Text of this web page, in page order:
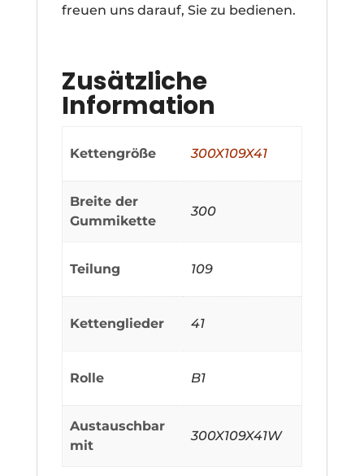
freuen uns darauf, Sie zu bedienen.
Zusätzliche
Information
Kettengröße 300X109X41
Breite der
Gummikette
300
Teilung 109
Kettenglieder 41
Rolle B1
Austauschbar
mit
300X109X41W